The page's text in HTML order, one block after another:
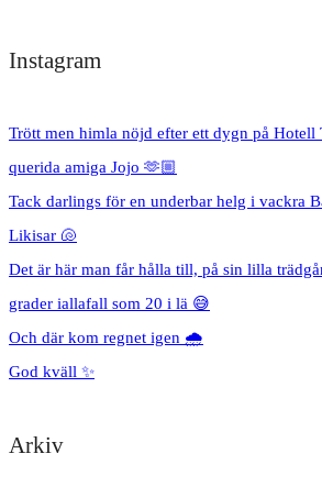
Instagram
Trött men himla nöjd efter ett dygn på Hotell
querida amiga Jojo 🫶🏼
Tack darlings för en underbar helg i vackra
Likisar 🐚
Det är här man får hålla till, på sin lilla
grader iallafall som 20 i lä 😅
Och där kom regnet igen 🌧️
God kväll ✨
Arkiv